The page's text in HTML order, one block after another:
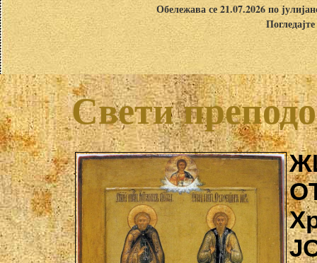
Обележава се 21.07.2026 по
Свети